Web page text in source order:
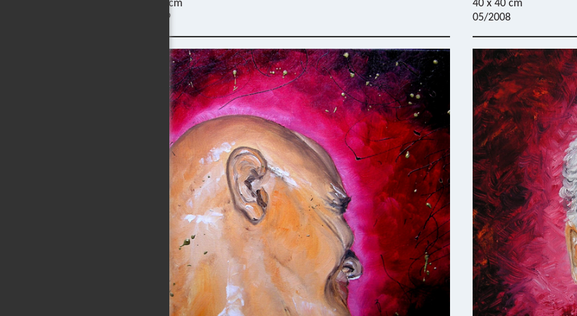
40 x 40 cm
09/2009
40 x 40 cm
05/2008